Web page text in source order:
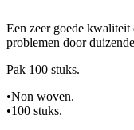
Een zeer goede
problemen door
Pak 100 stuks.
•Non woven.
•100 stuks.